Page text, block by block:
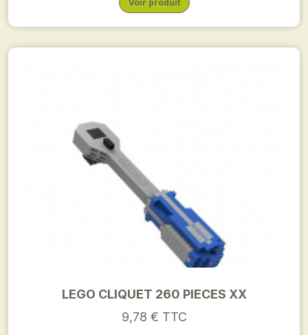
Voir produit
LEGO CLIQUET 260 PIECES XX
9,78 € TTC